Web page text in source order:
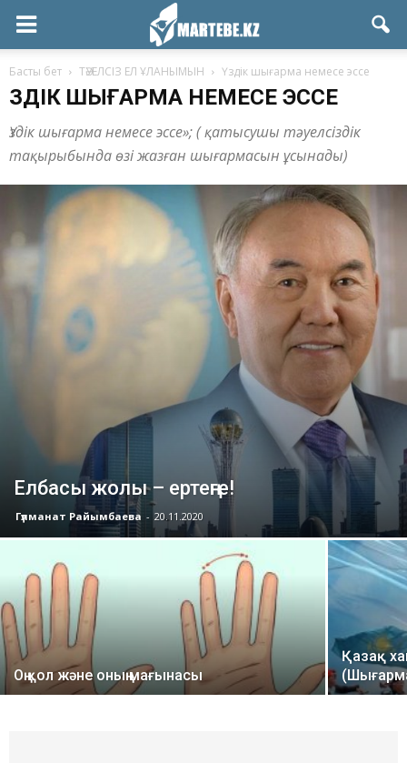
Басты бет ТӘУЕЛСІЗ ЕЛ ҰЛАНЫМЫН Үздік шығарма немесе эссе
ҮЗДІК ШЫҒАРМА НЕМЕСЕ ЭССЕ
Үздік шығарма немесе эссе»; ( қатысушы тәуелсіздік
тақырыбында өзі жазған шығармасын ұсынады)
Елбасы жолы – ертеңге!
Гүлманат Райымбаева - 20.11.2020
Оң қол және оның мағынасы
Қазақ